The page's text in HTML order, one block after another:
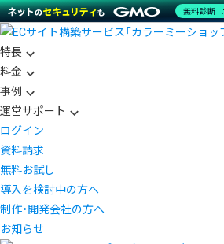
特長
料金
事例
運営サポート
ログイン
資料請求
無料お試し
導入を検討中の方へ
制作・開発会社の方へ
お知らせ
無料診断